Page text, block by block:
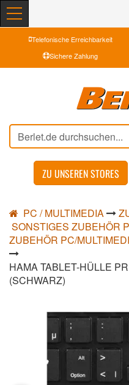
Telefonische Erreichbarkeit
Sichere Zahlung
ZU UNSEREN STORES
PC / MULTIMEDIA
SONSTIGES ZUBEHÖR
ZUBEHÖR PC/
HAMA TABLET-HÜLLE
(SCHWARZ)